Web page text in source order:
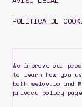
POLÍTICA DE
We improve our
to learn how you
both welov.io and
privacy policy